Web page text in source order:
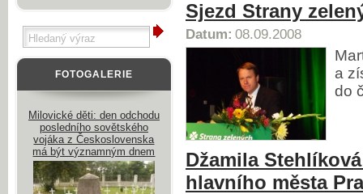
Sjezd Strany
Datum: 08.09.2008
a
do
Džamila
hlavního města
FOTOGALERIE
Milovické děti: den odchodu
posledního sovětského
vojáka z Československa
má být významným dnem